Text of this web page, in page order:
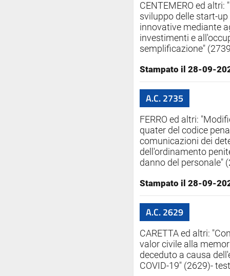
CENTEMERO ed
sviluppo delle start-
innovative mediante
investimenti e
semplificazione"
Stampato il 28-09-
A.C. 2735
FERRO ed altri:
quater del codice
comunicazioni dei
dell'ordinamento
danno del personale"
Stampato il 28-09-
A.C. 2629
CARETTA ed altri:
valor civile alla
deceduto a causa
COVID-19" (2629)-